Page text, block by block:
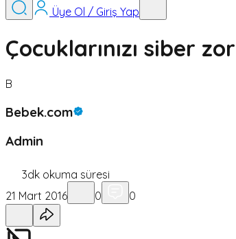
Üye Ol / Giriş Yap
Çocuklarınızı siber
B
Bebek.com
Admin
3dk okuma süresi
21 Mart 2016
0 0